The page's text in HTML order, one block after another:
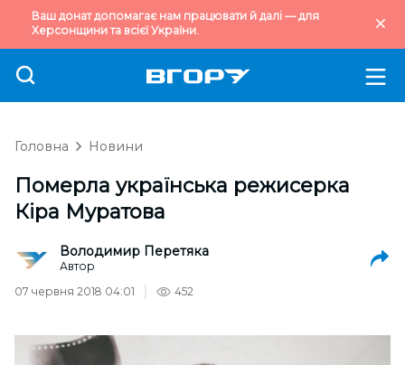
Ваш донат допомагає нам працювати й далі — для
Херсонщини та всієї України.
Головна Новини
Померла українська режисерка
Кіра Муратова
Володимир Перетяка
Автор
07 червня 2018 04:01
452